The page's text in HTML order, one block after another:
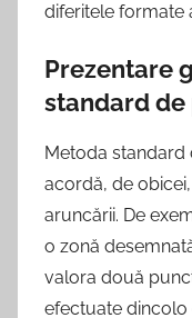
diferitele formate
Prezentare
standard
Metoda standard
acordă, de
aruncării. De
o zonă
valora două
efectuate dincolo